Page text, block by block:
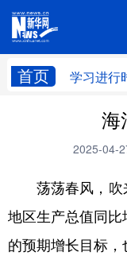
首页 学习进行
台湾
科技
文化
海
2025-04-
荡荡春风，吹来
地区生产总值同
的预期增长目标，